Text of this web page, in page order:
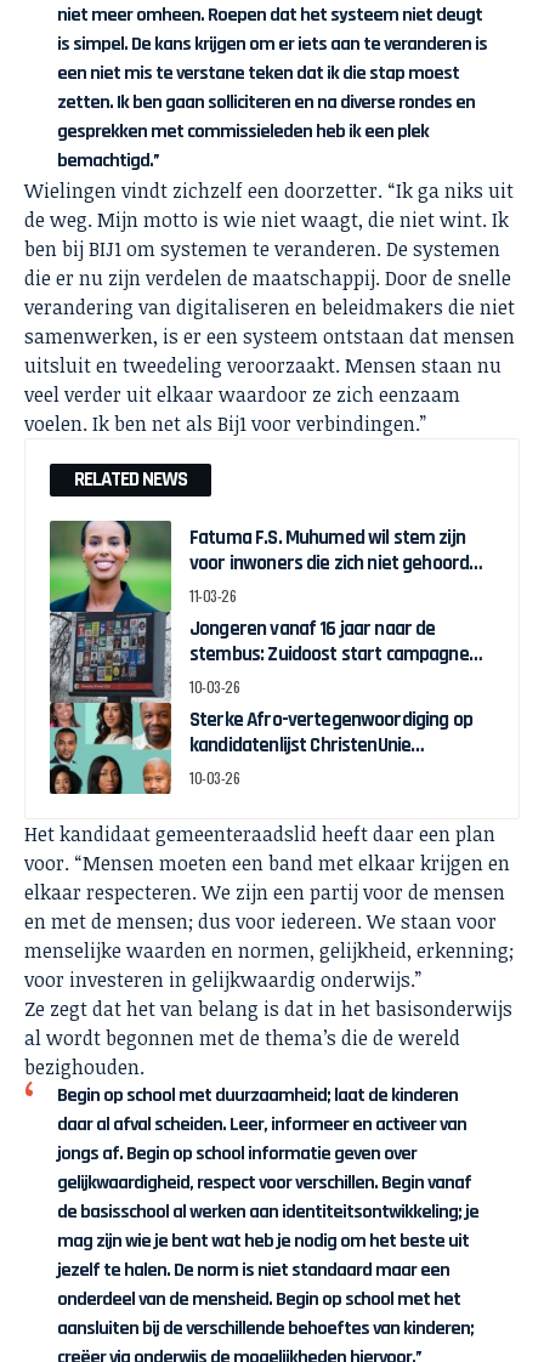
niet meer omheen. Roepen dat het systeem niet deugt
is simpel. De kans krijgen om er iets aan te veranderen is
een niet mis te verstane teken dat ik die stap moest
zetten. Ik ben gaan solliciteren en na diverse rondes en
gesprekken met commissieleden heb ik een plek
bemachtigd.”
Wielingen vindt zichzelf een doorzetter. “Ik ga niks uit
de weg. Mijn motto is wie niet waagt, die niet wint. Ik
ben bij BIJ1 om systemen te veranderen. De systemen
die er nu zijn verdelen de maatschappij. Door de snelle
verandering van digitaliseren en beleidmakers die niet
samenwerken, is er een systeem ontstaan dat mensen
uitsluit en tweedeling veroorzaakt. Mensen staan nu
veel verder uit elkaar waardoor ze zich eenzaam
voelen. Ik ben net als Bij1 voor verbindingen.”
RELATED NEWS
Fatuma F.S. Muhumed wil stem zijn
voor inwoners die zich niet gehoord
voelen in Apeldoorn
11-03-26
Jongeren vanaf 16 jaar naar de
stembus: Zuidoost start campagne
om opkomst te verhogen
10-03-26
Sterke Afro-vertegenwoordiging op
kandidatenlijst ChristenUnie
Amsterdam
10-03-26
Het kandidaat gemeenteraadslid heeft daar een plan
voor. “Mensen moeten een band met elkaar krijgen en
elkaar respecteren. We zijn een partij voor de mensen
en met de mensen; dus voor iedereen. We staan voor
menselijke waarden en normen, gelijkheid, erkenning;
voor investeren in gelijkwaardig onderwijs.”
Ze zegt dat het van belang is dat in het basisonderwijs
al wordt begonnen met de thema’s die de wereld
bezighouden.
Begin op school met duurzaamheid; laat de kinderen
daar al afval scheiden. Leer, informeer en activeer van
jongs af. Begin op school informatie geven over
gelijkwaardigheid, respect voor verschillen. Begin vanaf
de basisschool al werken aan identiteitsontwikkeling; je
mag zijn wie je bent wat heb je nodig om het beste uit
jezelf te halen. De norm is niet standaard maar een
onderdeel van de mensheid. Begin op school met het
aansluiten bij de verschillende behoeftes van kinderen;